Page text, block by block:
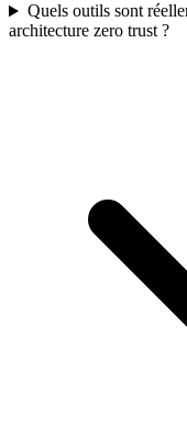
Quels outils sont
architecture zero trust ?